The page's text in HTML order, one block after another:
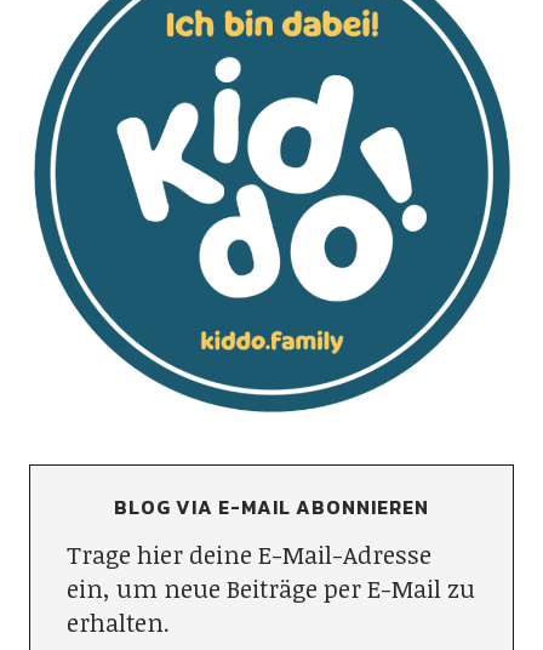
BLOG VIA E-MAIL ABONNIEREN
Trage hier deine E-Mail-Adresse
ein, um neue Beiträge per E-Mail zu
erhalten.